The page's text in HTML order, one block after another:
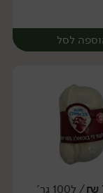
לסל
₪/ ל100 גר'